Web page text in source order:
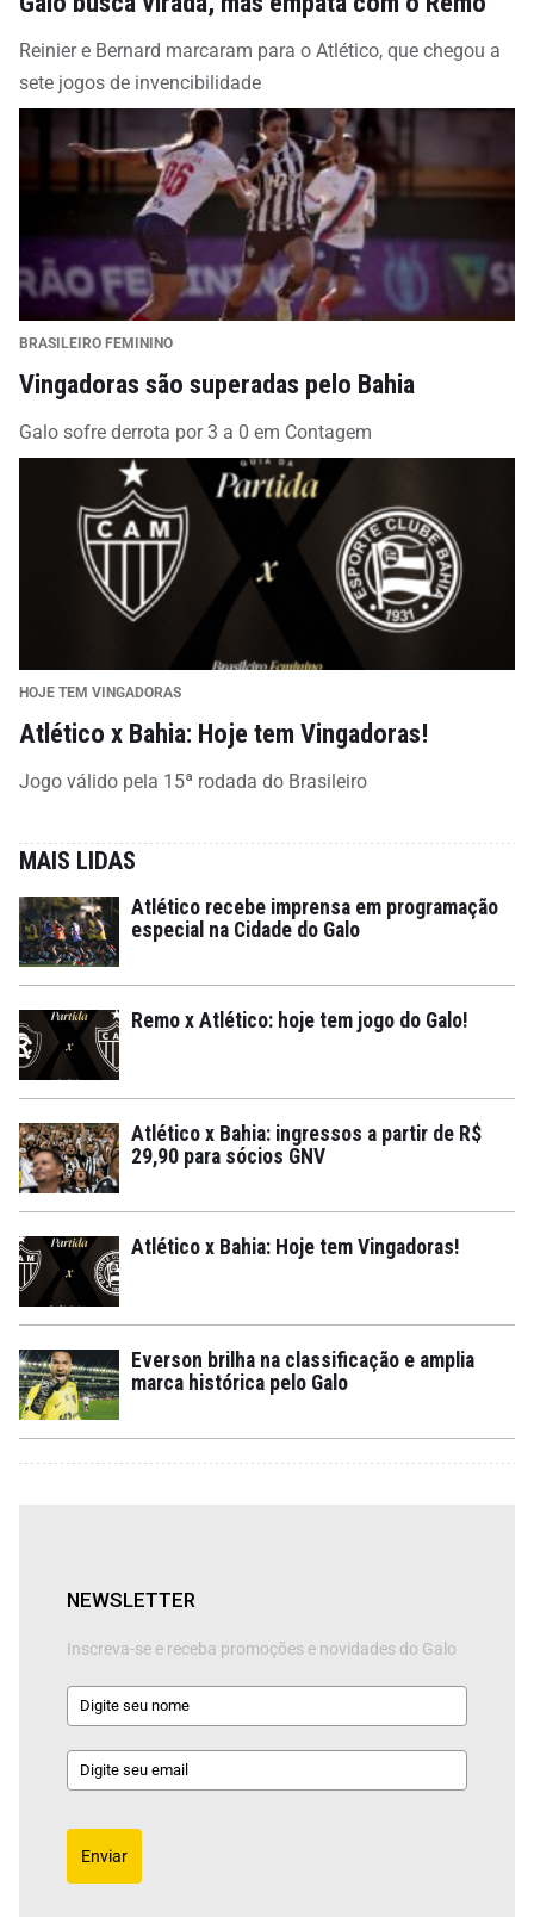
Reinier e Bernard marcaram para o Atlético, que chegou a
sete jogos de invencibilidade
BRASILEIRO FEMININO
Vingadoras são superadas pelo Bahia
Galo sofre derrota por 3 a 0 em Contagem
HOJE TEM VINGADORAS
Atlético x Bahia: Hoje tem Vingadoras!
Jogo válido pela 15ª rodada do Brasileiro
MAIS LIDAS
Atlético recebe imprensa em programação
especial na Cidade do Galo
Remo x Atlético: hoje tem jogo do Galo!
Atlético x Bahia: ingressos a partir de R$
29,90 para sócios GNV
Atlético x Bahia: Hoje tem Vingadoras!
Everson brilha na classificação e amplia
marca histórica pelo Galo
NEWSLETTER
Inscreva-se e receba promoções e novidades do Galo
Enviar